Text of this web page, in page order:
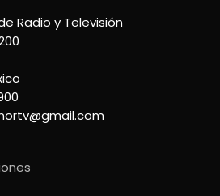
Radio y Televisión